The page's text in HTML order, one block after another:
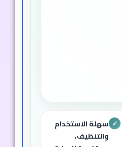
✓ سهلة الاستخدام
والتنظيف،